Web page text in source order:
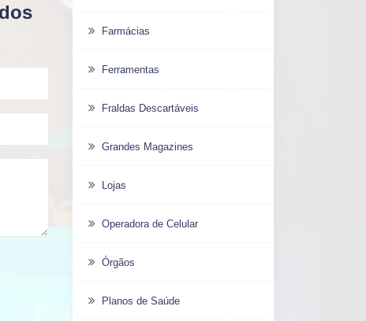
Farmácias
Ferramentas
Fraldas Descartáveis
Grandes Magazines
Lojas
Operadora de Celular
Órgãos
Planos de Saúde